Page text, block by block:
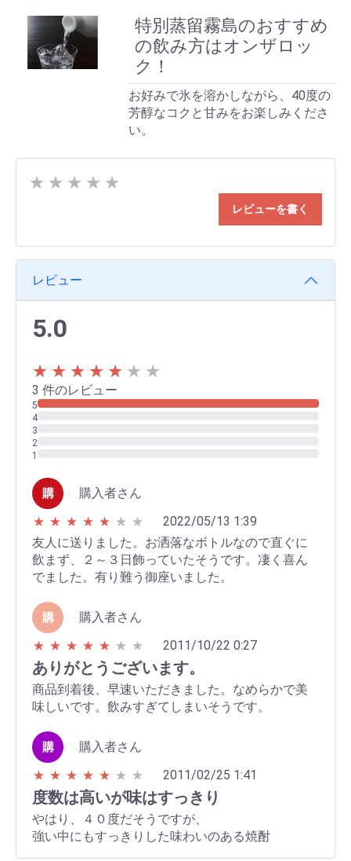
特別蒸留霧島のおすすめ
の飲み方はオンザロッ
ク！
お好みで氷を溶かしながら、40度の
芳醇なコクと甘みをお楽しみくださ
い。
★ ★ ★ ★ ★
レビューを書く
レビュー
5.0
★ ★ ★ ★ ★ ★ ★
3 件のレビュー
購 購入者さん
★ ★ ★ ★ ★ ★ ★
2022/05/13 1:39
友人に送りました。お洒落なボトルなので直ぐに
飲まず、２～３日飾っていたそうです。凄く喜ん
でました。有り難う御座いました。
購 購入者さん
★ ★ ★ ★ ★ ★ ★ 2011/10/22 0:27
ありがとうございます。
商品到着後、早速いただきました。なめらかで美
味しいです。飲みすぎてしまいそうです。
購 購入者さん
★ ★ ★ ★ ★ ★ ★ 2011/02/25 1:41
度数は高いが味はすっきり
やはり、４０度だそうですが、
強い中にもすっきりした味わいのある焼酎